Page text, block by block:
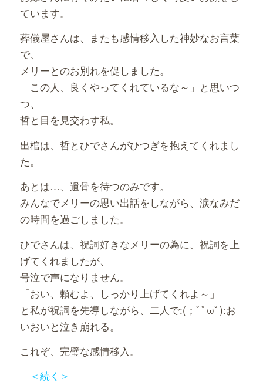
ています。
葬儀屋さんは、またも感情移入した神妙なお言葉
で、
メリーとのお別れを促しました。
「この人、良くやってくれているな～」と思いつ
つ、
哲と目を見交わす私。
出棺は、哲とひでさんがひつぎを抱えてくれまし
た。
あとは…、遺骨を待つのみです。
みんなでメリーの思い出話をしながら、涙なみだ
の時間を過ごしました。
ひでさんは、祝詞好きなメリーの為に、祝詞を上
げてくれましたが、
号泣で声になりません。
「おい、頼むよ、しっかり上げてくれよ～」
と私が祝詞を先導しながら、二人で:(；ﾞﾟωﾟ):お
いおいと泣き崩れる。
これぞ、完璧な感情移入。
＜続く＞